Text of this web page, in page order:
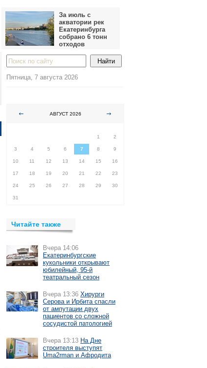
За июль с
акватории рек
Екатеринбурга
собрано 6 тонн
отходов
Пятница, 7 августа 2026
АВГУСТ 2026
1
2
3 4 5 6 7 8 9
10 11 12 13 14 15 16
17 18 19 20 21 22 23
24 25 26 27 28 29 30
31
Читайте также
Вчера 14:06
Екатеринбургские
кукольники открывают
юбилейный, 95-й
театральный сезон
Вчера 13:36 Хирурги
Серова и Ирбита спасли
от ампутации двух
пациентов со сложной
сосудистой патологией
Вчера 13:13 На Дне
строителя выступят
Uma2rman и Афродита